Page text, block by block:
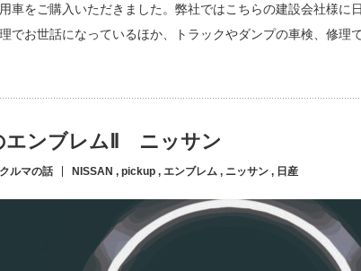
車をご購入いただきました。弊社ではこちらの建設会社様に
でお世話になっているほか、トラックやダンプの車検、修理
エンブレムⅡ ニッサン
ルマの話 NISSAN , pickup , エンブレム , ニッサン , 日産